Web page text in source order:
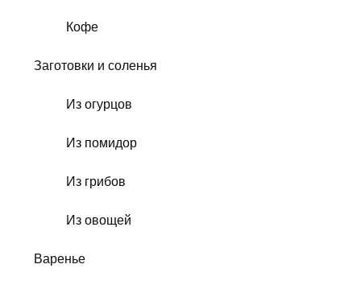
Кофе
Заготовки и соленья
Из огурцов
Из помидор
Из грибов
Из овощей
Варенье